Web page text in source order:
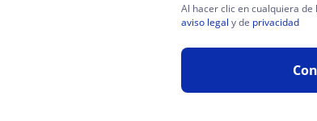
Al hacer clic en cualquiera
aviso legal y de privacidad